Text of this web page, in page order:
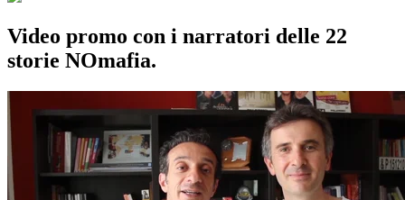
Video promo con i narratori delle 22
storie NOmafia.